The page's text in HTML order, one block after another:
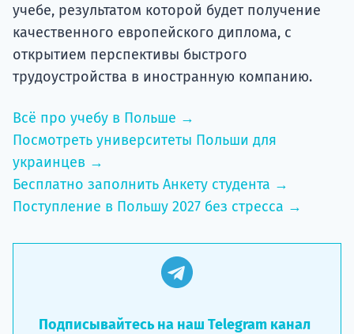
учебе, результатом которой будет получение
качественного европейского диплома, с
открытием перспективы быстрого
трудоустройства в иностранную компанию.
Всё про учебу в Польше →
Посмотреть университеты Польши для
украинцев →
Бесплатно заполнить Анкету студента →
Поступление в Польшу 2027 без стресса →
Подписывайтесь на наш Telegram канал